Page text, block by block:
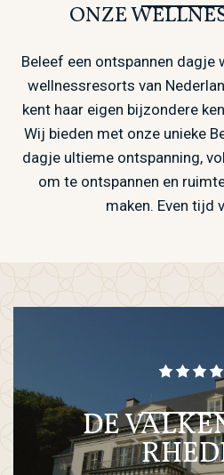
ONZE
Beleef een ontspannen
wellnessresorts van
kent haar eigen bijzondere
Wij bieden met onze unieke
dagje ultieme ontspanning,
om te ontspannen en
maken. Even tijd
DE